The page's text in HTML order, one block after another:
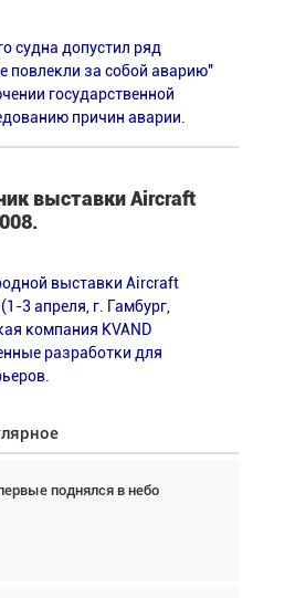
судна допустил ряд
повлекли за собой аварию"
государственной
причин аварии.
выставки Aircraft
выставки Aircraft
3 апреля, г. Гамбург,
компания KVAND
разработки для
поднялся в небо
вертолётов и БПЛА в